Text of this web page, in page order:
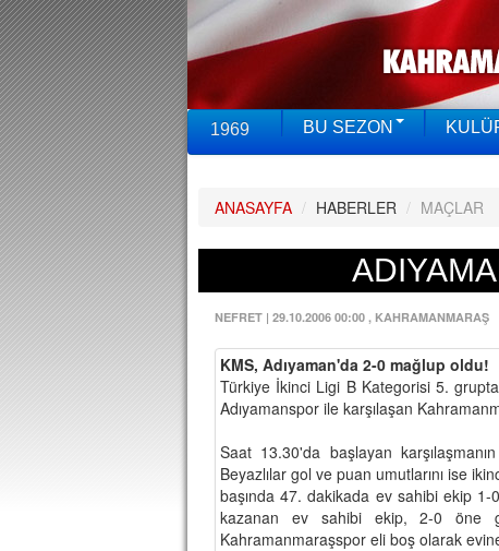
1969 BU SEZON
ANASAYFA / HABERLER / MAÇLAR
NEFRET | 29.10.2006 00:00 , KAHRAMANMARAŞ
KMS, Adıyaman'da 2-0 mağlup oldu!
Türkiye İkinci Ligi B Kategorisi 5.
Adıyamanspor ile karşılaşan
Saat 13.30'da başlayan
Beyazlılar gol ve puan umutlarını ise
başında 47. dakikada ev sahibi ekip 1-
kazanan ev sahibi ekip, 2-0 öne
Kahramanmaraşspor eli boş olarak